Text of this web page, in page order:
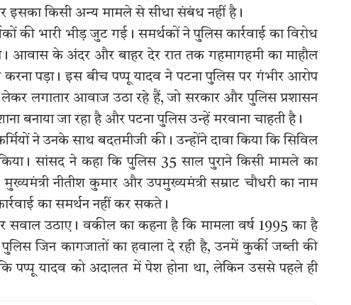
इसका किसी अन्य मामले से सीधा संबंध नहीं है।
की भारी भीड़ जुट गई। समर्थकों ने पुलिस कार्रवाई का विरोध
आवास के अंदर और बाहर देर रात तक गहमागहमी का माहौल
पड़ा। इस बीच पप्पू यादव ने पटना पुलिस पर गंभीर आरोप
लेकर लगातार आवाज उठा रहे हैं, जो सरकार और पुलिस प्रशासन
बनाया जा रहा है और पटना पुलिस उन्हें मरवाना चाहती है।
ने उनके साथ बदतमीजी की। उन्होंने दावा किया कि सिविल
सांसद ने कहा कि पुलिस 35 साल पुराने किसी मामले का
नीतीश कुमार और उपमुख्यमंत्री सम्राट चौधरी का नाम
का समर्थन नहीं कर सकते।
सवाल उठाए। वकील का कहना है कि मामला वर्ष 1995 का है
जिन कागजातों का हवाला दे रही है, उनमें कुर्की जब्ती की
पप्पू यादव को अदालत में पेश होना था, लेकिन उससे पहले ही